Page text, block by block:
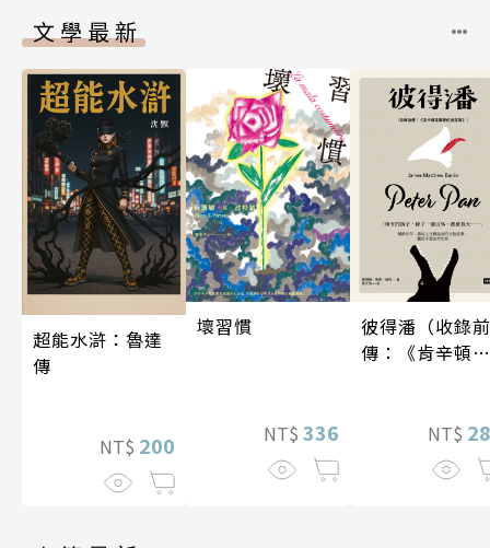
文學最新
超能水滸：魯達
傳
NT$ 200
壞習慣
NT$ 336
彼得潘（收錄前
傳：《肯辛頓花
NT$